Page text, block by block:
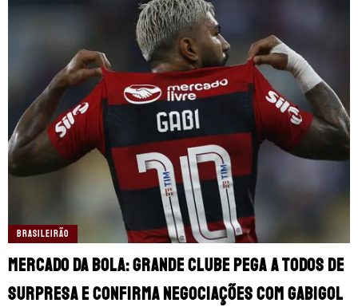
BRASILEIRÃO
Mercado da bola: Grande clube pega a todos de
surpresa e confirma negociações com Gabigol